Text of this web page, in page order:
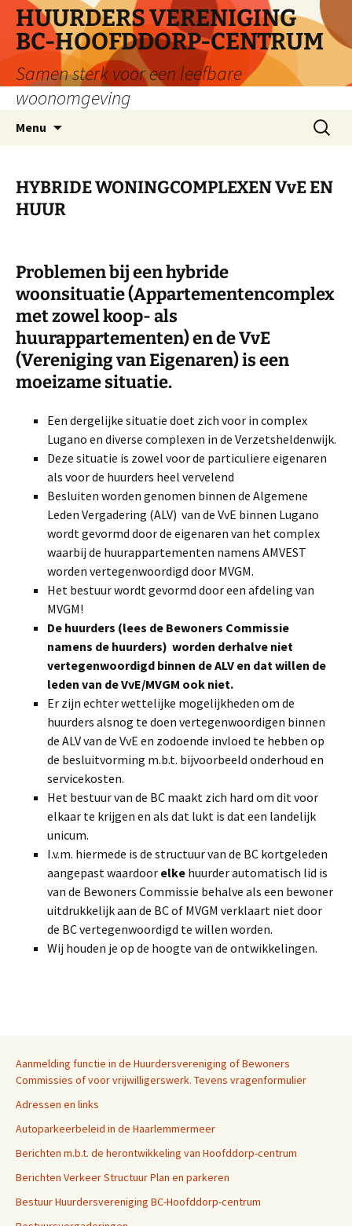
naar
inhoud
HUURDERS VERENIGING
BC-HOOFDDORP-CENTRUM
Samen sterk voor een leefbare
woonomgeving
Menu
Zoeken
naar:
HYBRIDE WONINGCOMPLEXEN VvE EN
HUUR
Problemen bij een hybride
woonsituatie (Appartementencomplex
met zowel koop- als
huurappartementen) en de VvE
(Vereniging van Eigenaren) is een
moeizame situatie.
Een dergelijke situatie doet zich voor in complex
Lugano en diverse complexen in de Verzetsheldenwijk.
Deze situatie is zowel voor de particuliere eigenaren
als voor de huurders heel vervelend
Besluiten worden genomen binnen de Algemene
Leden Vergadering (ALV) van de VvE binnen Lugano
wordt gevormd door de eigenaren van het complex
waarbij de huurappartementen namens AMVEST
worden vertegenwoordigd door MVGM.
Het bestuur wordt gevormd door een afdeling van
MVGM!
De huurders (lees de Bewoners Commissie
namens de huurders) worden derhalve niet
vertegenwoordigd binnen de ALV en dat willen de
leden van de VvE/MVGM ook niet.
Er zijn echter wettelijke mogelijkheden om de
huurders alsnog te doen vertegenwoordigen binnen
de ALV van de VvE en zodoende invloed te hebben op
de besluitvorming m.b.t. bijvoorbeeld onderhoud en
servicekosten.
Het bestuur van de BC maakt zich hard om dit voor
elkaar te krijgen en als dat lukt is dat een landelijk
unicum.
I.v.m. hiermede is de structuur van de BC kortgeleden
aangepast waardoor elke huurder automatisch lid is
van de Bewoners Commissie behalve als een bewoner
uitdrukkelijk aan de BC of MVGM verklaart niet door
de BC vertegenwoordigd te willen worden.
Wij houden je op de hoogte van de ontwikkelingen.
Aanmelding functie in de Huurdersvereniging of Bewoners
Commissies of voor vrijwilligerswerk. Tevens vragenformulier
Adressen en links
Autoparkeerbeleid in de Haarlemmermeer
Berichten m.b.t. de herontwikkeling van Hoofddorp-centrum
Berichten Verkeer Structuur Plan en parkeren
Bestuur Huurdersvereniging BC-Hoofddorp-centrum